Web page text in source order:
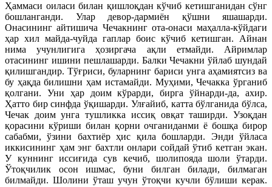
Ҳаммаси оиласи билан қишлоқдан кўчиб кетишганидан сўнг
бошланганди. Улар девор-дармиён қўшни яшашарди.
Онасининг айтишича Чечакнинг ота-онаси маҳалла-кўйдаги
ҳар хил майда-чуйда гаплар боис кўчиб кетишган. Айнан
нима учунлигига ҳозиргача ақли етмайди. Айримлар
отасининг ишини пешлашарди. Балки Чечакни ўйлаб шундай
қилишгандир. Тўғриси, буларнинг бариси унга аҳамиятсиз ва
бу ҳақда билишни ҳам истамайди. Муҳими, Чечакка ўрганиб
қолгани. Уни ҳар доим кўрарди, бирга ўйнарди-да, ахир.
Ҳатто бир синфда ўқишарди. Улғайиб, катта бўлганида бўлса,
Чечак доим унга тушликка иссиқ овқат таширди. Узоқдан
қорасини кўриши билан қорни очганиданми ё бошқа бирор
сабабми, ўзини бахтиёр ҳис қила бошларди. Энди ўйласа
иккисининг ҳам энг бахтли онлари сойдай ўтиб кетган экан.
У куннинг иссиғида сув кечиб, шолипояда шоли ўтарди.
Ўтоқчилик осон ишмас, буни билган билади, билмаган
билмайди. Шолини ўташ учун ўтоқчи кучли бўлиши керак.